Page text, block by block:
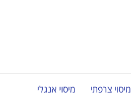
מיסוי צרפתי מיסוי אנגלי